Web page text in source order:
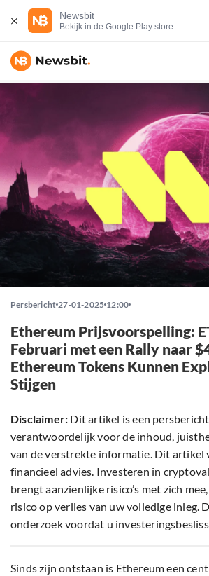
Newsbit
Bekijk in de Google Play store
Persbericht 27-01-2025 12:00
Ethereum Prijsvoorspelling:
Februari met een Rally naar
Ethereum Tokens Kunnen
Stijgen
Disclaimer: Dit artikel is een
verantwoordelijk voor de inhoud,
van de verstrekte informatie. Dit artikel
financieel advies. Investeren in
brengt aanzienlijke risico’s met zich
risico op verlies van uw volledige inleg.
onderzoek voordat u
Sinds zijn ontstaan is Ethereum een